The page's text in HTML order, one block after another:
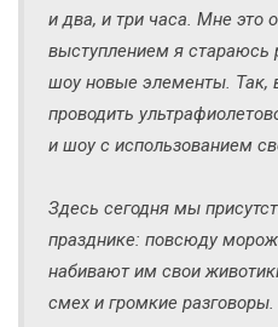
и два, и три часа. Мне это
выступлением я стараюсь
шоу новые элементы. Так,
проводить
и шоу с использованием
Здесь сегодня мы
празднике: повсюду
набивают им свои
смех и громкие